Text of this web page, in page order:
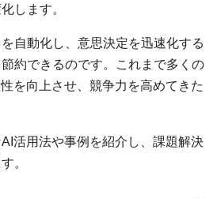
します。
自動化し、意思決定を迅速化する
約できるのです。これまで多くの
を向上させ、競争力を高めてきた
活用法や事例を紹介し、課題解決
。